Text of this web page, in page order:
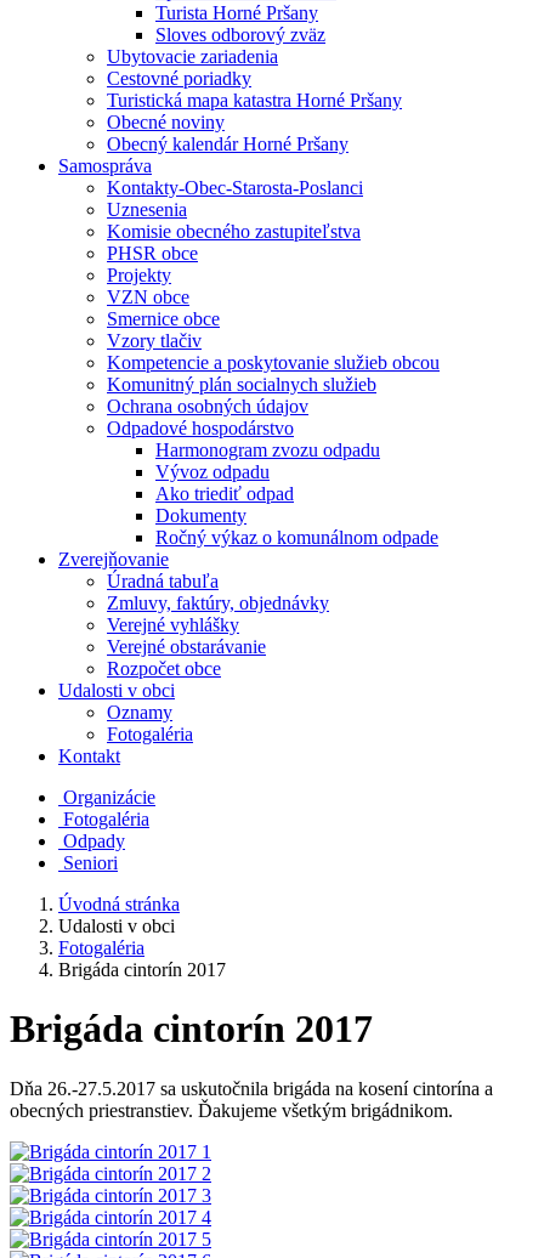
Turista Horné Pršany
Sloves odborový zväz
Ubytovacie zariadenia
Cestovné poriadky
Turistická mapa katastra Horné Pršany
Obecné noviny
Obecný kalendár Horné Pršany
Samospráva
Kontakty-Obec-Starosta-Poslanci
Uznesenia
Komisie obecného zastupiteľstva
PHSR obce
Projekty
VZN obce
Smernice obce
Vzory tlačiv
Kompetencie a poskytovanie služieb obcou
Komunitný plán socialnych služieb
Ochrana osobných údajov
Odpadové hospodárstvo
Harmonogram zvozu odpadu
Vývoz odpadu
Ako triediť odpad
Dokumenty
Ročný výkaz o komunálnom odpade
Zverejňovanie
Úradná tabuľa
Zmluvy, faktúry, objednávky
Verejné vyhlášky
Verejné obstarávanie
Rozpočet obce
Udalosti v obci
Oznamy
Fotogaléria
Kontakt
Organizácie
Fotogaléria
Odpady
Seniori
Úvodná stránka
Udalosti v obci
Fotogaléria
Brigáda cintorín 2017
Brigáda cintorín 2017
Dňa 26.-27.5.2017 sa uskutočnila brigáda na kosení cintorína a
obecných priestranstiev. Ďakujeme všetkým brigádnikom.